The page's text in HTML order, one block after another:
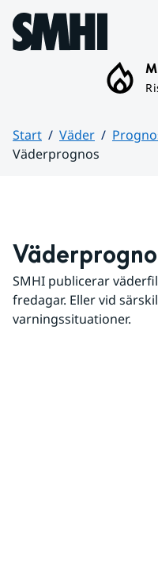
Hoppa till sidans innehåll
Start Väder
Väderprognos
SMHI publicerar
fredagar. Eller vid
varningssituationer.